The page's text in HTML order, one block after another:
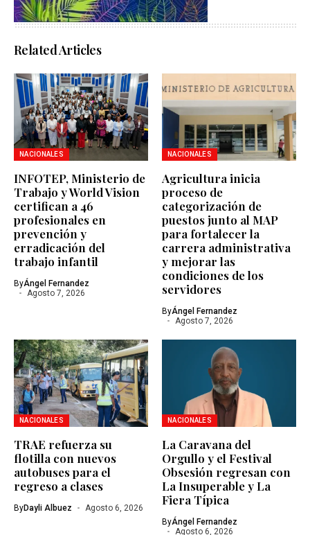
Related Articles
NACIONALES
INFOTEP, Ministerio de
Trabajo y World Vision
certifican a 46
profesionales en
prevención y
erradicación del
trabajo infantil
ByÁngel Fernandez
Agosto 7, 2026
NACIONALES
Agricultura inicia
proceso de
categorización de
puestos junto al MAP
para fortalecer la
carrera administrativa
y mejorar las
condiciones de los
servidores
ByÁngel Fernandez
Agosto 7, 2026
NACIONALES
TRAE refuerza su
flotilla con nuevos
autobuses para el
regreso a clases
ByDayli Albuez Agosto 6, 2026
NACIONALES
La Caravana del
Orgullo y el Festival
Obsesión regresan con
La Insuperable y La
Fiera Típica
ByÁngel Fernandez
Agosto 6, 2026